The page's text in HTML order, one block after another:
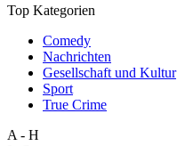
Top Kategorien
Comedy
Nachrichten
Gesellschaft und Kultur
Sport
True Crime
A - H